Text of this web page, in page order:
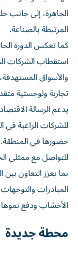
الجاهزة، إلى جانب
المرتبطة بالصناعة.
كما تعكس الدورة
استقطاب الشركات
والأسواق
تجارية ولوجستية
يدعم الرسالة
للشركات الراغبة في
حضورها في
للتواصل مع ممثلي
بما يعزز التعاون
المبادرات
الأخشاب ودفع نموها
محطة جديدة